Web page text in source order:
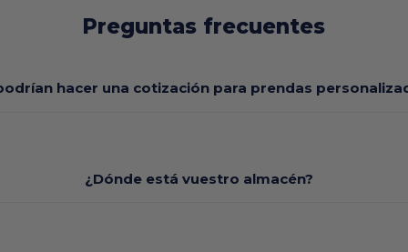
Preguntas frecuentes
hacer una cotización para prendas
¿Dónde está vuestro almacén?